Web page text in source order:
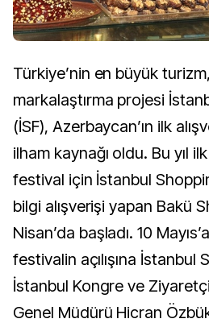
Türkiye’nin en büyük
markalaştırma projesi
(İSF), Azerbaycan’ın ilk
ilham kaynağı oldu. Bu yıl
festival için İstanbul
bilgi alışverişi yapan Bakü
Nisan’da başladı. 10
festivalin açılışına İstanbul
İstanbul Kongre ve
Genel Müdürü Hicran